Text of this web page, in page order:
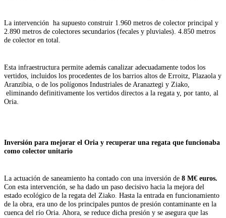
La intervención ha supuesto construir 1.960 metros de colector principal y
2.890 metros de colectores secundarios (fecales y pluviales). 4.850 metros
de colector en total.
Esta infraestructura permite además canalizar adecuadamente todos los
vertidos, incluidos los procedentes de los barrios altos de Erroitz, Plazaola y
Aranzibia, o de los polígonos Industriales de Aranaztegi y Ziako,
eliminando definitivamente los vertidos directos a la regata y, por tanto, al
Oria.
Inversión para mejorar el Oria y recuperar una regata que funcionaba
como colector unitario
La actuación de saneamiento ha contado con una inversión de 8 M€ euros.
Con esta intervención, se ha dado un paso decisivo hacia la mejora del
estado ecológico de la regata del Ziako. Hasta la entrada en funcionamiento
de la obra, era uno de los principales puntos de presión contaminante en la
cuenca del río Oria. Ahora, se reduce dicha presión y se asegura que las